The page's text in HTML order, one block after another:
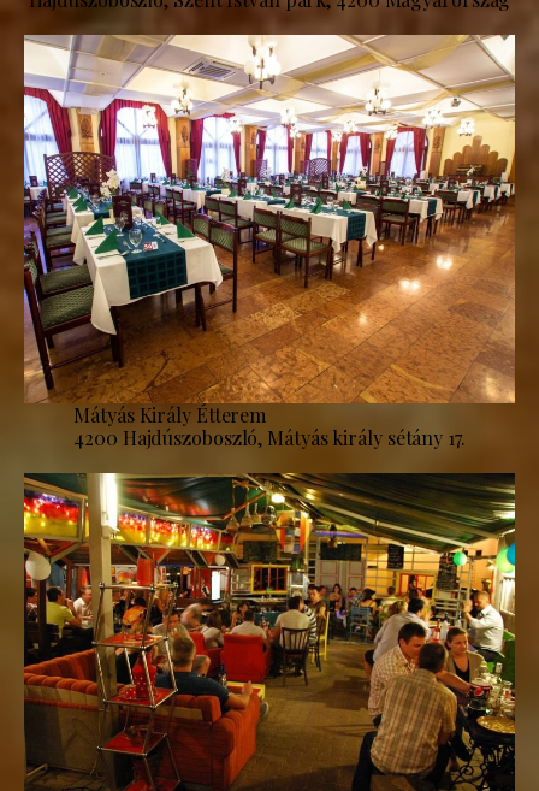
Mátyás Király Étterem
4200 Hajdúszoboszló, Mátyás király sétány 17.